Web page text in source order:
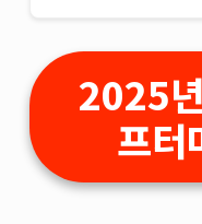
2025
프터